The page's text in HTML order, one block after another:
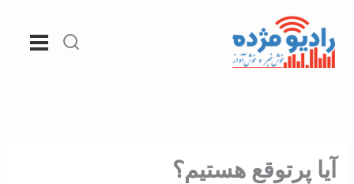
محتوا
آیا پرتوقع هستیم؟